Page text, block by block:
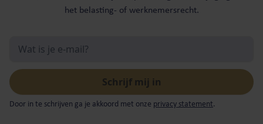
het belasting- of werknemersrecht.
Door in te schrijven ga je akkoord met onze privacy statement.